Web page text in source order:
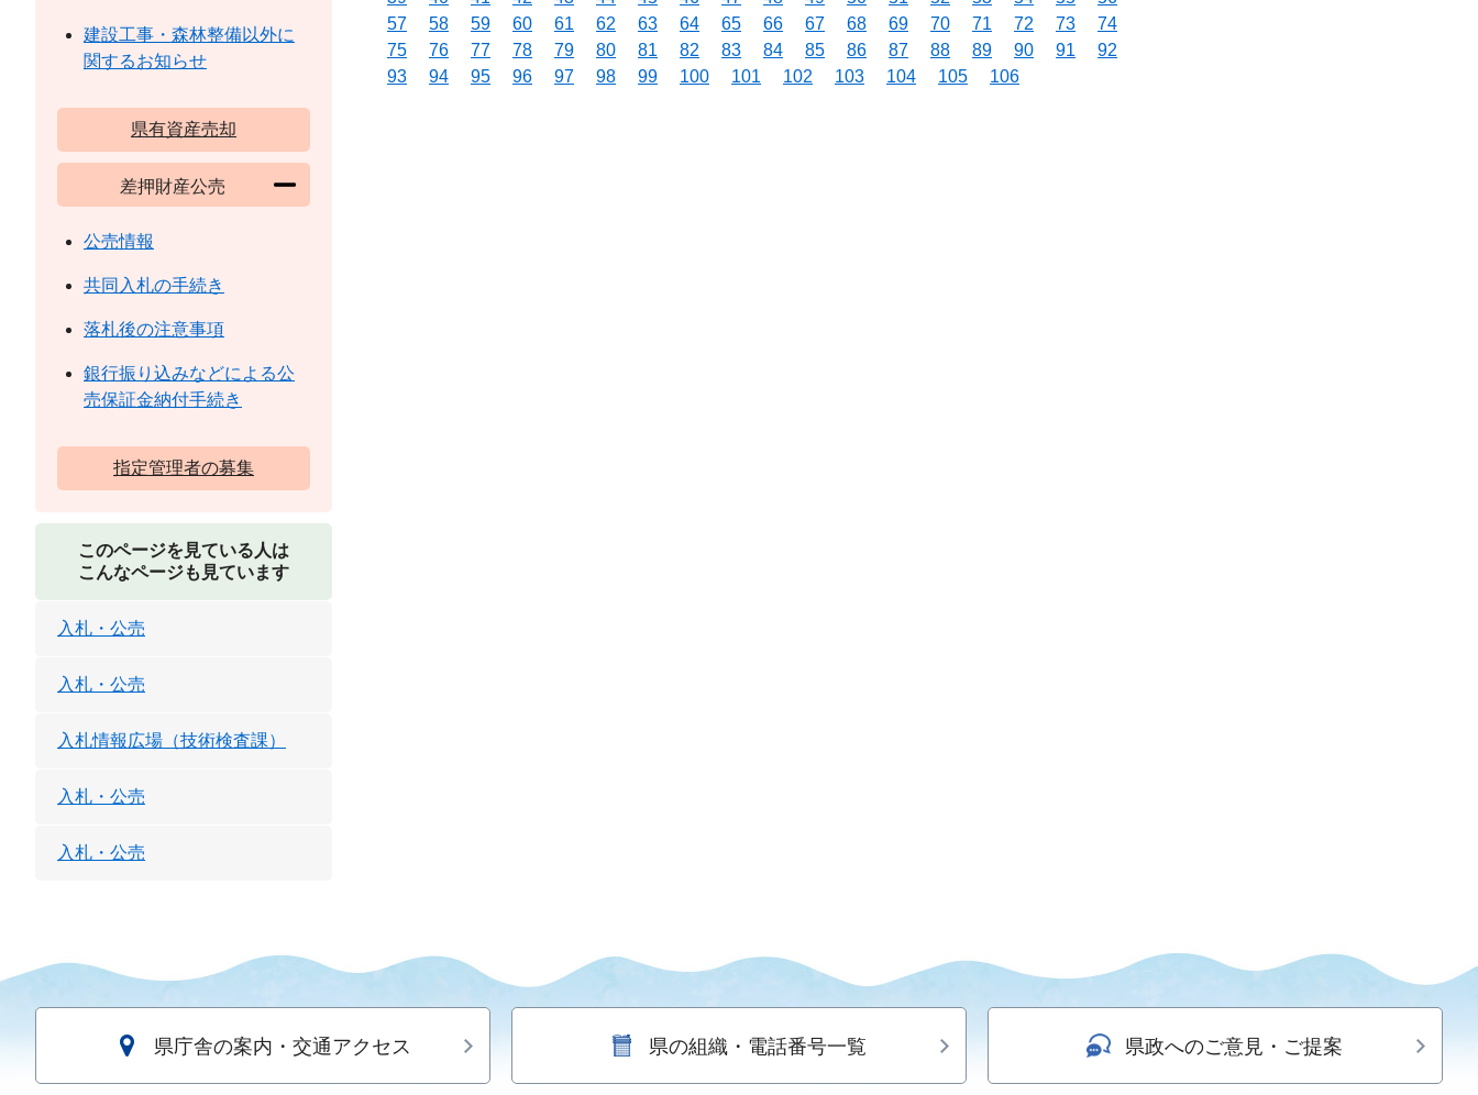
57
58 59 60 61 62 63 64 65 66 67 68 69 70 71 72 73
74
75
76 77 78 79 80 81 82 83 84 85 86 87 88 89 90 91
92
93
94 95 96 97 98 99 100 101 102 103 104 105 106
建設工事・森林整備以外に
関するお知らせ
県有資産売却
差押財産公売
公売情報
共同入札の手続き
落札後の注意事項
銀行振り込みなどによる公
売保証金納付手続き
指定管理者の募集
このページを見ている人は
こんなページも見ています
入札・公売
入札・公売
入札情報広場（技術検査課）
入札・公売
入札・公売
県庁舎の案内・交通アクセス 県の組織・電話番号一覧 県政へのご意見・ご提案